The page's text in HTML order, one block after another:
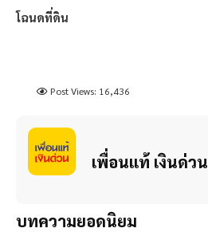
โฉนดที่ดิน
Post Views: 16,436
เพื่อนแท้ เงินด่วน
บทความยอดนิยม